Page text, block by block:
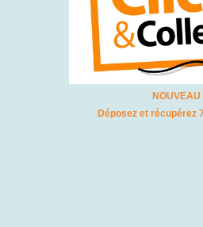
NOUVEAU
Déposez et récupérez